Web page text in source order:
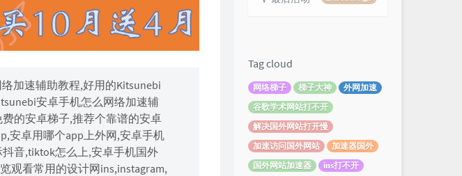
加速辅助教程,好用的Kitsunebi
安卓手机怎么网络加速辅
的安卓梯子,推荐个靠谱的安卓
安卓用哪个app上外网,安卓手机
音,tiktok怎么上,安卓手机国外
观看常用的设计网ins,instagram,
Tag cloud
网络梯子 梯子大神
外网加速
谷歌学术网站打不开
解决国外网站打开慢
加速访问国外网站
加速器国外
国外网站加速器
ins打不开